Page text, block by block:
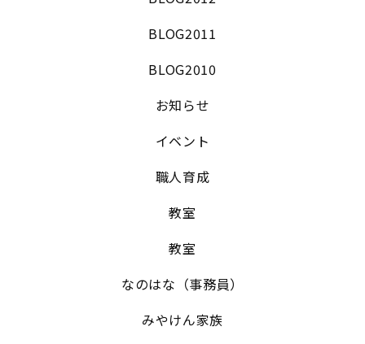
BLOG2011
BLOG2010
お知らせ
イベント
職人育成
教室
教室
なのはな（事務員）
みやけん家族